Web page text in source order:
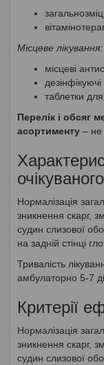
Місцеве лікування:
місцеві
таблетки
Перелік і обсяг
асортименту – не
Нормалізація
зникнення скарг,
судин слизової
на задній стінці
Тривалість
амбулаторно 5-7
Критерії
Нормалізація
зникнення скарг,
судин слизової